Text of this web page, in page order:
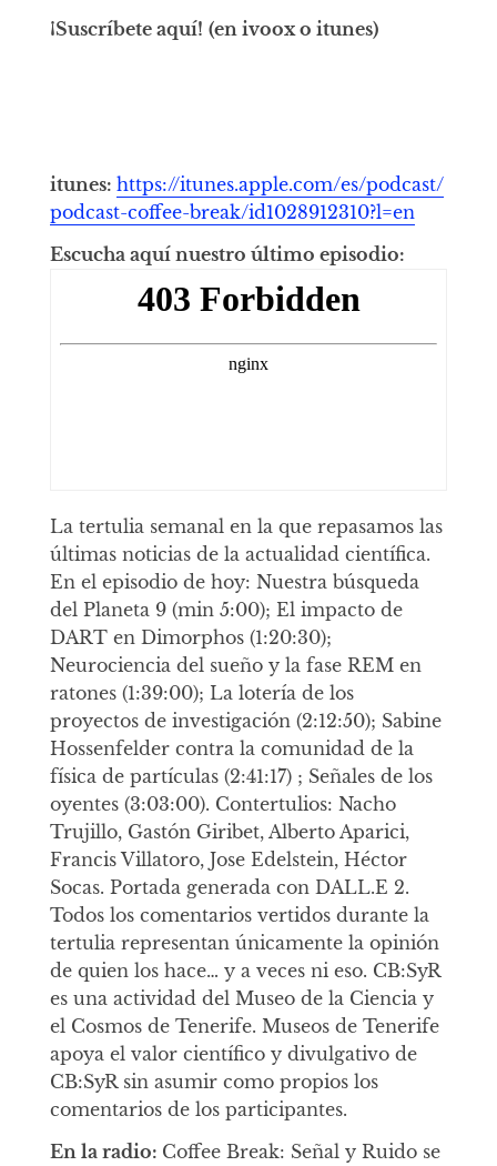
¡Suscríbete aquí! (en ivoox o itunes)
itunes: https://itunes.apple.com/es/podcast/
podcast-coffee-break/id1028912310?l=en
Escucha aquí nuestro último episodio:
La tertulia semanal en la que repasamos las
últimas noticias de la actualidad científica.
En el episodio de hoy: Nuestra búsqueda
del Planeta 9 (min 5:00); El impacto de
DART en Dimorphos (1:20:30);
Neurociencia del sueño y la fase REM en
ratones (1:39:00); La lotería de los
proyectos de investigación (2:12:50); Sabine
Hossenfelder contra la comunidad de la
física de partículas (2:41:17) ; Señales de los
oyentes (3:03:00). Contertulios: Nacho
Trujillo, Gastón Giribet, Alberto Aparici,
Francis Villatoro, Jose Edelstein, Héctor
Socas. Portada generada con DALL.E 2.
Todos los comentarios vertidos durante la
tertulia representan únicamente la opinión
de quien los hace… y a veces ni eso. CB:SyR
es una actividad del Museo de la Ciencia y
el Cosmos de Tenerife. Museos de Tenerife
apoya el valor científico y divulgativo de
CB:SyR sin asumir como propios los
comentarios de los participantes.
En la radio: Coffee Break: Señal y Ruido se